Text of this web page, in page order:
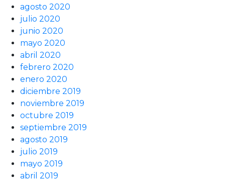
agosto 2020
julio 2020
junio 2020
mayo 2020
abril 2020
febrero 2020
enero 2020
diciembre 2019
noviembre 2019
octubre 2019
septiembre 2019
agosto 2019
julio 2019
mayo 2019
abril 2019